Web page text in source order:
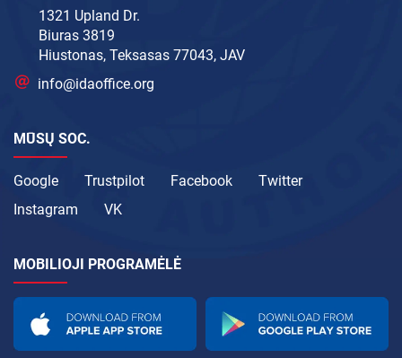
1321 Upland Dr.
Biuras 3819
Hiustonas, Teksasas 77043, JAV
info@idaoffice.org
MŪSŲ SOC.
Google Trustpilot Facebook
Twitter
Instagram
VK
MOBILIOJI PROGRAMĖLĖ